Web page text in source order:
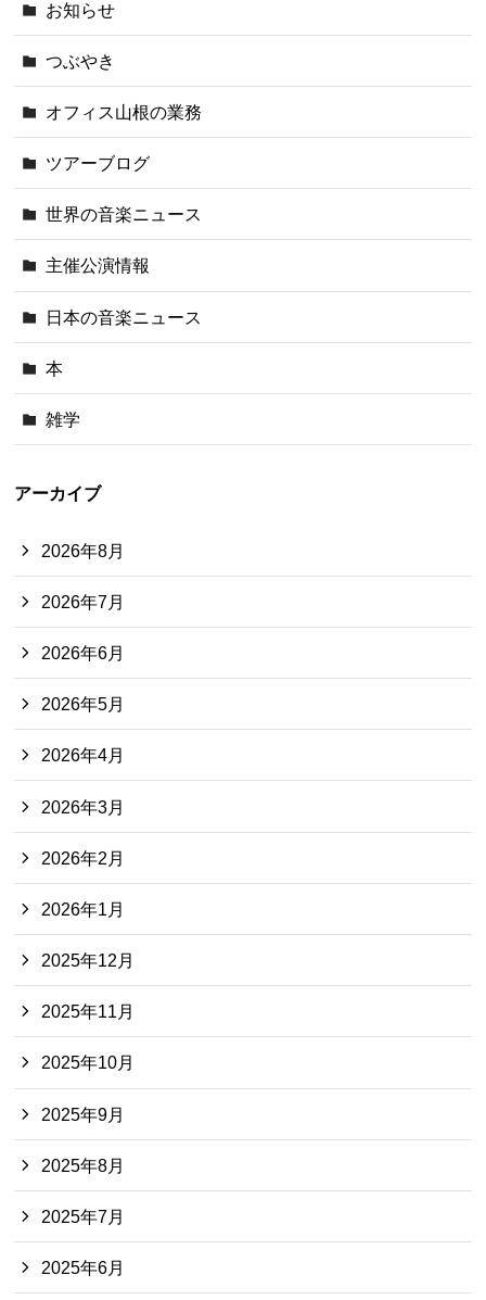
お知らせ
つぶやき
オフィス山根の業務
ツアーブログ
世界の音楽ニュース
主催公演情報
日本の音楽ニュース
本
雑学
アーカイブ
2026年8月
2026年7月
2026年6月
2026年5月
2026年4月
2026年3月
2026年2月
2026年1月
2025年12月
2025年11月
2025年10月
2025年9月
2025年8月
2025年7月
2025年6月